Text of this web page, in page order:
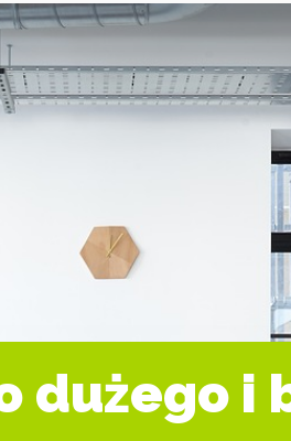
dużego i